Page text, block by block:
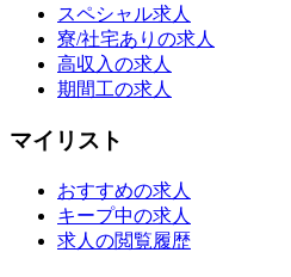
スペシャル求人
寮/社宅ありの求人
高収入の求人
期間工の求人
マイリスト
おすすめの求人
キープ中の求人
求人の閲覧履歴